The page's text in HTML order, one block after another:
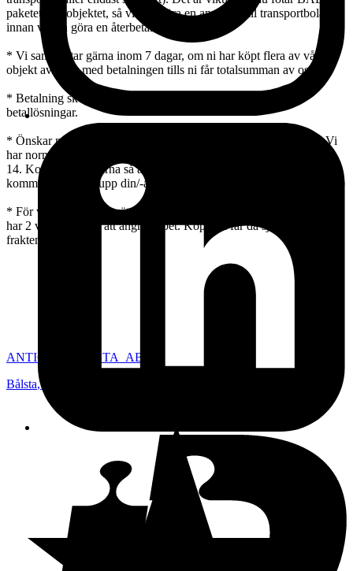
paketet och objektet, så vi kan göra en anmälan till transportbolaget
innan vi kan göra en återbetalning till dig.
* Vi samfraktar gärna inom 7 dagar, om ni har köpt flera av våra
objekt avvakta med betalningen tills ni får totalsumman av oss.
* Betalning sker genom någon av Traderas integrerade
betallösningar.
* Önskar ni avhämta varan / varorna i vår butik går det utmärkt. Vi
har normalt öppet torsdag 12-18 och fredag 12-17 samt lördag 10-
14. Kontakta oss gärna så att vi finns på plats. Betala Innan du
kommer att hämta upp din/-a köp.
* För varor köpta via nätet gäller distansavtalslagen, d.v.s. köparen
har 2 veckor på sig att ångra köpet. Köparen får då själv stå för
frakten.
ANTIQUS_BÅLSTA_AB
Bålsta,